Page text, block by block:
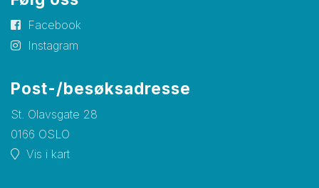
Facebook
Instagram
Post-/besøksadresse
St. Olavsgate 28
0166 OSLO
Vis i kart